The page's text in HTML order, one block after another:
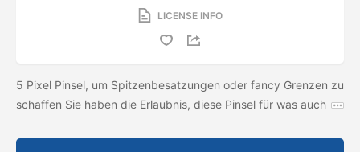
LICENSE INFO
5 Pixel Pinsel, um Spitzenbesatzungen oder fancy Grenzen zu
schaffen Sie haben die Erlaubnis, diese Pinsel für was auch